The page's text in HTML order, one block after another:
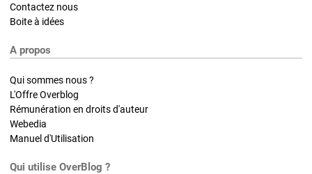
Contactez nous
Boite à idées
A propos
Qui sommes nous ?
L'Offre Overblog
Rémunération en droits d'auteur
Webedia
Manuel d'Utilisation
Qui utilise OverBlog ?